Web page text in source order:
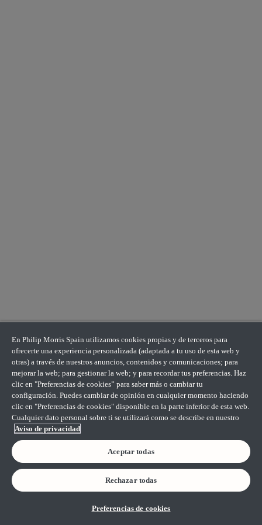
En Philip Morris Spain utilizamos cookies propias y de terceros para
ofrecerte una experiencia personalizada (adaptada a tu uso de esta web y
otras) a través de nuestros anuncios, contenidos y comunicaciones; para
mejorar la web; para gestionar la web; y para recordar tus preferencias. Haz
clic en "Preferencias de cookies” para saber más o cambiar tu
configuración. Puedes cambiar de opinión en cualquier momento haciendo
clic en "Preferencias de cookies" disponible en la parte inferior de esta web.
Cualquier dato personal sobre ti se utilizará como se describe en nuestro
Aviso de privacidad
Aceptar todas
Rechazar todas
Preferencias de cookies